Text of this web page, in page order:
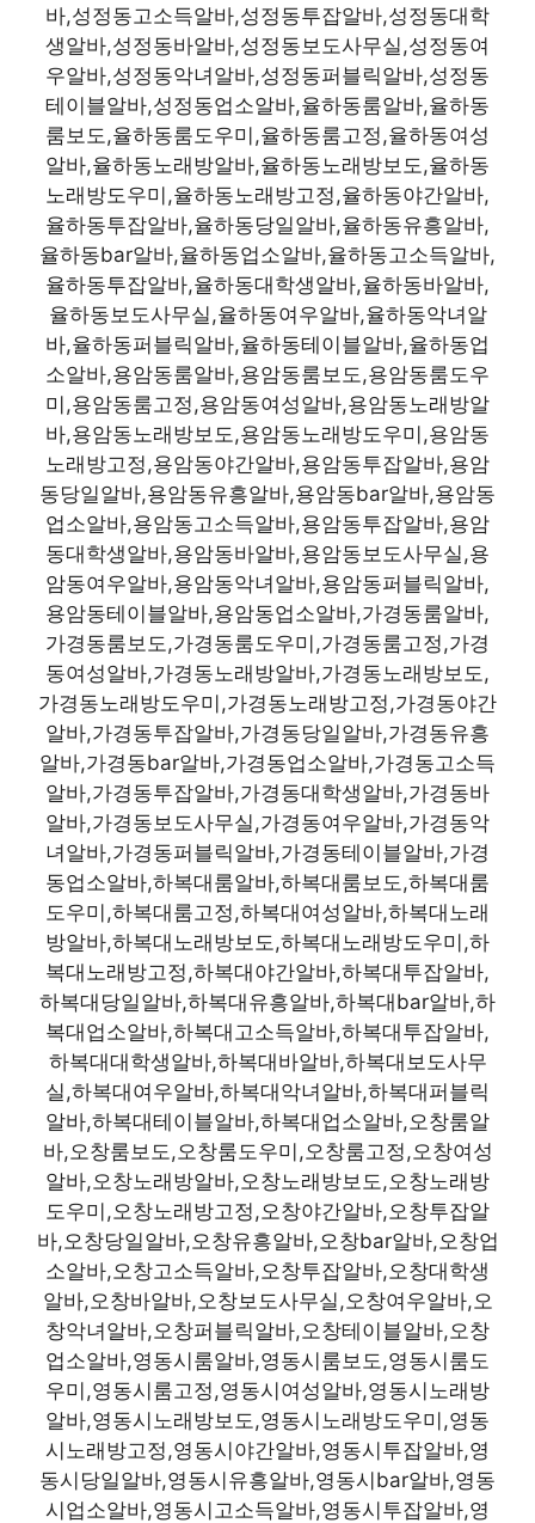
바,성정동고소득알바,성정동투잡알바,성정동대학
생알바,성정동바알바,성정동보도사무실,성정동여
우알바,성정동악녀알바,성정동퍼블릭알바,성정동
테이블알바,성정동업소알바,율하동룸알바,율하동
룸보도,율하동룸도우미,율하동룸고정,율하동여성
알바,율하동노래방알바,율하동노래방보도,율하동
노래방도우미,율하동노래방고정,율하동야간알바,
율하동투잡알바,율하동당일알바,율하동유흥알바,
율하동bar알바,율하동업소알바,율하동고소득알바,
율하동투잡알바,율하동대학생알바,율하동바알바,
율하동보도사무실,율하동여우알바,율하동악녀알
바,율하동퍼블릭알바,율하동테이블알바,율하동업
소알바,용암동룸알바,용암동룸보도,용암동룸도우
미,용암동룸고정,용암동여성알바,용암동노래방알
바,용암동노래방보도,용암동노래방도우미,용암동
노래방고정,용암동야간알바,용암동투잡알바,용암
동당일알바,용암동유흥알바,용암동bar알바,용암동
업소알바,용암동고소득알바,용암동투잡알바,용암
동대학생알바,용암동바알바,용암동보도사무실,용
암동여우알바,용암동악녀알바,용암동퍼블릭알바,
용암동테이블알바,용암동업소알바,가경동룸알바,
가경동룸보도,가경동룸도우미,가경동룸고정,가경
동여성알바,가경동노래방알바,가경동노래방보도,
가경동노래방도우미,가경동노래방고정,가경동야간
알바,가경동투잡알바,가경동당일알바,가경동유흥
알바,가경동bar알바,가경동업소알바,가경동고소득
알바,가경동투잡알바,가경동대학생알바,가경동바
알바,가경동보도사무실,가경동여우알바,가경동악
녀알바,가경동퍼블릭알바,가경동테이블알바,가경
동업소알바,하복대룸알바,하복대룸보도,하복대룸
도우미,하복대룸고정,하복대여성알바,하복대노래
방알바,하복대노래방보도,하복대노래방도우미,하
복대노래방고정,하복대야간알바,하복대투잡알바,
하복대당일알바,하복대유흥알바,하복대bar알바,하
복대업소알바,하복대고소득알바,하복대투잡알바,
하복대대학생알바,하복대바알바,하복대보도사무
실,하복대여우알바,하복대악녀알바,하복대퍼블릭
알바,하복대테이블알바,하복대업소알바,오창룸알
바,오창룸보도,오창룸도우미,오창룸고정,오창여성
알바,오창노래방알바,오창노래방보도,오창노래방
도우미,오창노래방고정,오창야간알바,오창투잡알
바,오창당일알바,오창유흥알바,오창bar알바,오창업
소알바,오창고소득알바,오창투잡알바,오창대학생
알바,오창바알바,오창보도사무실,오창여우알바,오
창악녀알바,오창퍼블릭알바,오창테이블알바,오창
업소알바,영동시룸알바,영동시룸보도,영동시룸도
우미,영동시룸고정,영동시여성알바,영동시노래방
알바,영동시노래방보도,영동시노래방도우미,영동
시노래방고정,영동시야간알바,영동시투잡알바,영
동시당일알바,영동시유흥알바,영동시bar알바,영동
시업소알바,영동시고소득알바,영동시투잡알바,영